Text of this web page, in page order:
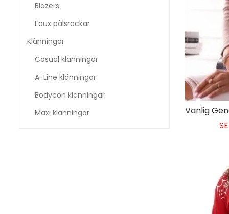
Blazers
Faux pälsrockar
Klänningar
Casual klänningar
A-Line klänningar
Bodycon klänningar
Maxi klänningar